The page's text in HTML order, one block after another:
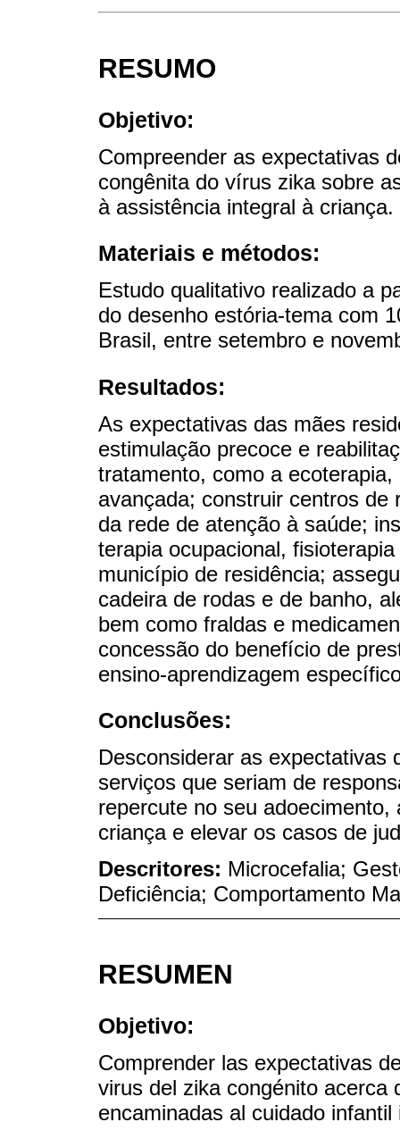
RESUMO
Objetivo:
Compreender as expectativas
congênita do vírus zika sobre
à assistência integral à criança.
Materiais e métodos:
Estudo qualitativo realizado a
do desenho estória-tema com
Brasil, entre setembro e
Resultados:
As expectativas das mães
estimulação precoce e
tratamento, como a
avançada; construir centros de
da rede de atenção à saúde;
terapia ocupacional,
município de residência;
cadeira de rodas e de banho,
bem como fraldas e
concessão do benefício de
ensino-aprendizagem
Conclusões:
Desconsiderar as expectativas
serviços que seriam de
repercute no seu
criança e elevar os casos de
Descritores: Microcefalia;
Deficiência; Comportamento
RESUMEN
Objetivo:
Comprender las expectativas
virus del zika congénito acerca
encaminadas al cuidado infantil